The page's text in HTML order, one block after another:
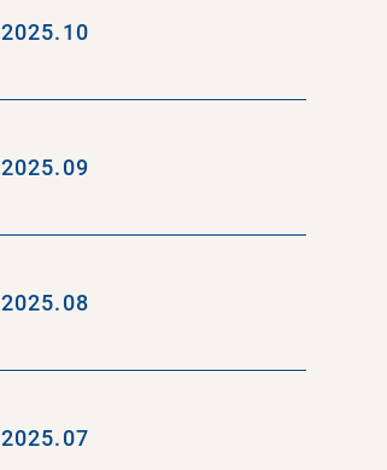
2025.10
2025.09
2025.08
2025.07